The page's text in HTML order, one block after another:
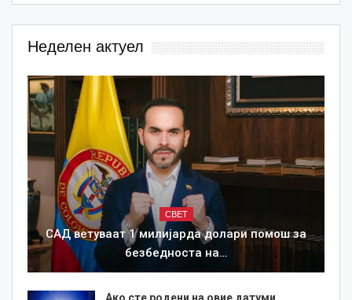
Неделен актуел
СВЕТ
САД ветуваат 1 милијарда долари помош за
безбедноста на…
Ако сте родени на овие датуми,